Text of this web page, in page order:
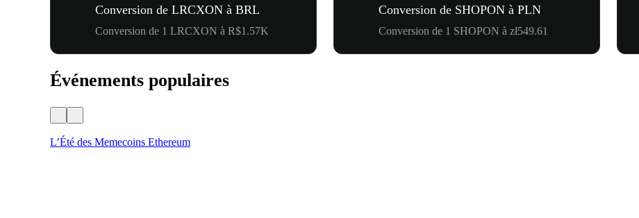
Conversion de LRCXON à BRL
Conversion de 1 LRCXON à R$1.57K
Conversion de SHOPON à PLN
Conversion de 1 SHOPON à zł549.61
Événements populaires
L’Été des Memecoins Ethereum